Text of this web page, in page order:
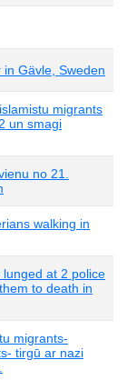
Gävle, Sweden
migrants
un smagi
no 21.
walking in
at 2 police
to death in
migrants-
tirgū ar nazi